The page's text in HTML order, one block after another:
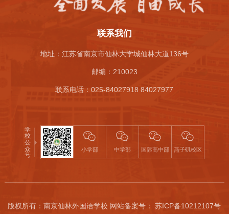
联系我们
地址：江苏省南京市仙林大学城仙林大道136号
邮编：210023
联系电话：025-84027918 84027977
版权所有：南京仙林外国语学校 网站备案号： 苏ICP备10212107号